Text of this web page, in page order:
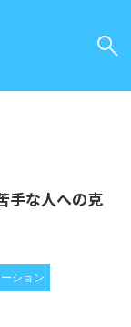
手な人への克
ション